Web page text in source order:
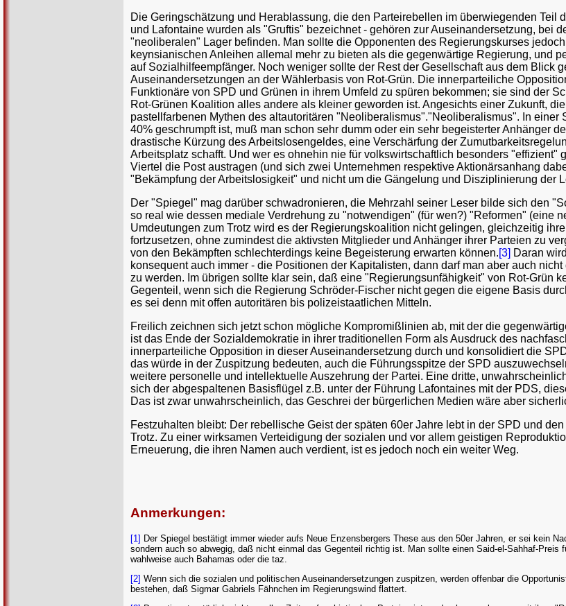
Die Geringschätzung und Herablassung, die den Parteirebellen im überwiegenden
und Lafontaine wurden als "Gruftis" bezeichnet - gehören zur Auseinandersetzung, bei
"neoliberalen" Lager befinden. Man sollte die Opponenten des Regierungskurses
keynsianischen Anleihen allemal mehr zu bieten als die gegenwärtige Regierung, und
auf Sozialhilfeempfänger. Noch weniger sollte der Rest der Gesellschaft aus dem Blick
Auseinandersetzungen an der Wählerbasis von Rot-Grün. Die innerparteiliche
Funktionäre von SPD und Grünen in ihrem Umfeld zu spüren bekommen; sie sind der
Rot-Grünen Koalition alles andere als kleiner geworden ist. Angesichts einer Zukunft,
pastellfarbenen Mythen des altautoritären "Neoliberalismus"."Neoliberalismus". In
40% geschrumpft ist, muß man schon sehr dumm oder ein sehr begeisterter Anhänger
drastische Kürzung des Arbeitslosengeldes, eine Verschärfung der
Arbeitsplatz schafft. Und wer es ohnehin nie für volkswirtschaftlich besonders
Viertel die Post austragen (und sich zwei Unternehmen respektive Aktionärsanhang
"Bekämpfung der Arbeitslosigkeit" und nicht um die Gängelung und Disziplinierung der
Der "Spiegel" mag darüber schwadronieren, die Mehrzahl seiner Leser bilde sich den
so real wie dessen mediale Verdrehung zu "notwendigen" (für wen?) "Reformen" (eine
Umdeutungen zum Trotz wird es der Regierungskoalition nicht gelingen, gleichzeitig
fortzusetzen, ohne zumindest die aktivsten Mitglieder und Anhänger ihrer Parteien zu
von den Bekämpften schlechterdings keine Begeisterung erwarten können.[3] Daran
konsequent auch immer - die Positionen der Kapitalisten, dann darf man aber auch
zu werden. Im übrigen sollte klar sein, daß eine "Regierungsunfähigkeit" von Rot-Grün
Gegenteil, wenn sich die Regierung Schröder-Fischer nicht gegen die eigene Basis
es sei denn mit offen autoritären bis polizeistaatlichen Mitteln.
Freilich zeichnen sich jetzt schon mögliche Kompromißlinien ab, mit der die
ist das Ende der Sozialdemokratie in ihrer traditionellen Form als Ausdruck des
innerparteiliche Opposition in dieser Auseinandersetzung durch und konsolidiert die
das würde in der Zuspitzung bedeuten, auch die Führungsspitze der SPD
weitere personelle und intellektuelle Auszehrung der Partei. Eine dritte,
sich der abgespaltenen Basisflügel z.B. unter der Führung Lafontaines mit der PDS,
Das ist zwar unwahrscheinlich, das Geschrei der bürgerlichen Medien wäre aber
Festzuhalten bleibt: Der rebellische Geist der späten 60er Jahre lebt in der SPD und
Trotz. Zu einer wirksamen Verteidigung der sozialen und vor allem geistigen
Erneuerung, die ihren Namen auch verdient, ist es jedoch noch ein weiter Weg.
Anmerkungen:
[1] Der Spiegel bestätigt immer wieder aufs Neue Enzensbergers These aus den 50er Jahren, er sei kein
sondern auch so abwegig, daß nicht einmal das Gegenteil richtig ist. Man sollte einen Said-el-Sahhaf-
wahlweise auch Bahamas oder die taz.
[2] Wenn sich die sozialen und politischen Auseinandersetzungen zuspitzen, werden offenbar die
bestehen, daß Sigmar Gabriels Fähnchen im Regierungswind flattert.